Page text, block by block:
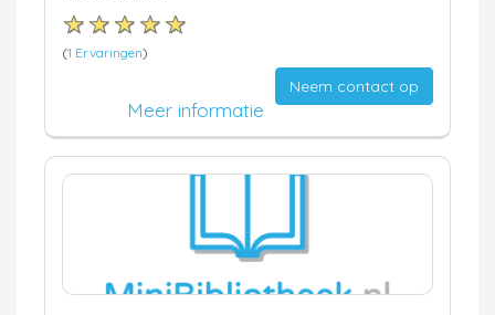
(1 Ervaringen)
Neem contact op
Meer informatie